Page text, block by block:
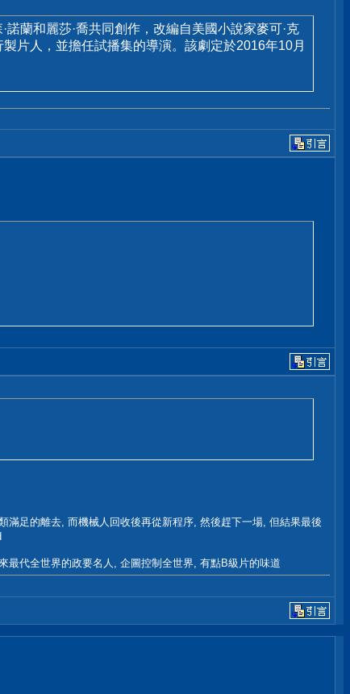
蘭和麗莎·喬共同創作，改編自美國小說家麥可·克
片人，並擔任試播集的導演。該劇定於2016年10月
足的離去, 而機械人回收後再從新程序, 然後趕下一場, 但結果最後
最代全世界的政要名人, 企圖控制全世界, 有點B級片的味道